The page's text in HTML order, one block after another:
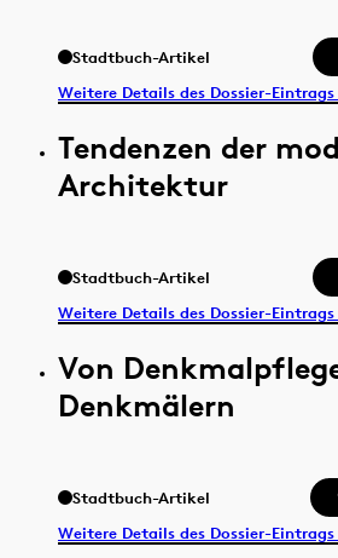
Stadtbuch-Artikel
Weitere Details des Dossier-
Tendenzen der
Architektur
Stadtbuch-Artikel
Weitere Details des Dossier-
Von
Denkmälern
Stadtbuch-Artikel
Weitere Details des Dossier-